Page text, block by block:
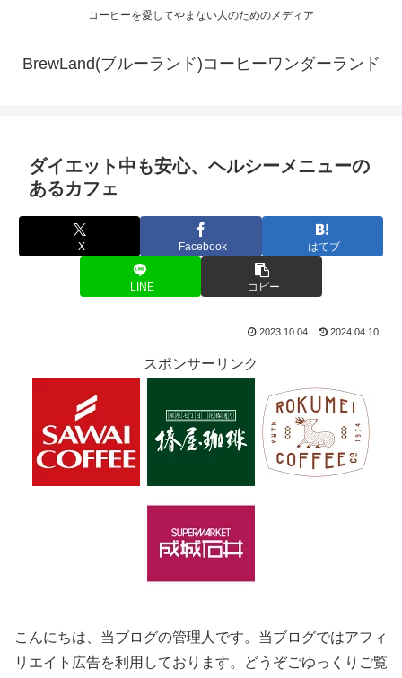
コーヒーを愛してやまない人のためのメディア
BrewLand(ブルーランド)コーヒーワンダーランド
ダイエット中も安心、ヘルシーメニューの
あるカフェ
X Facebook はてブ
LINE コピー
2023.10.04 2024.04.10
スポンサーリンク
こんにちは、当ブログの管理人です。当ブログではアフィ
リエイト広告を利用しております。どうぞごゆっくりご覧